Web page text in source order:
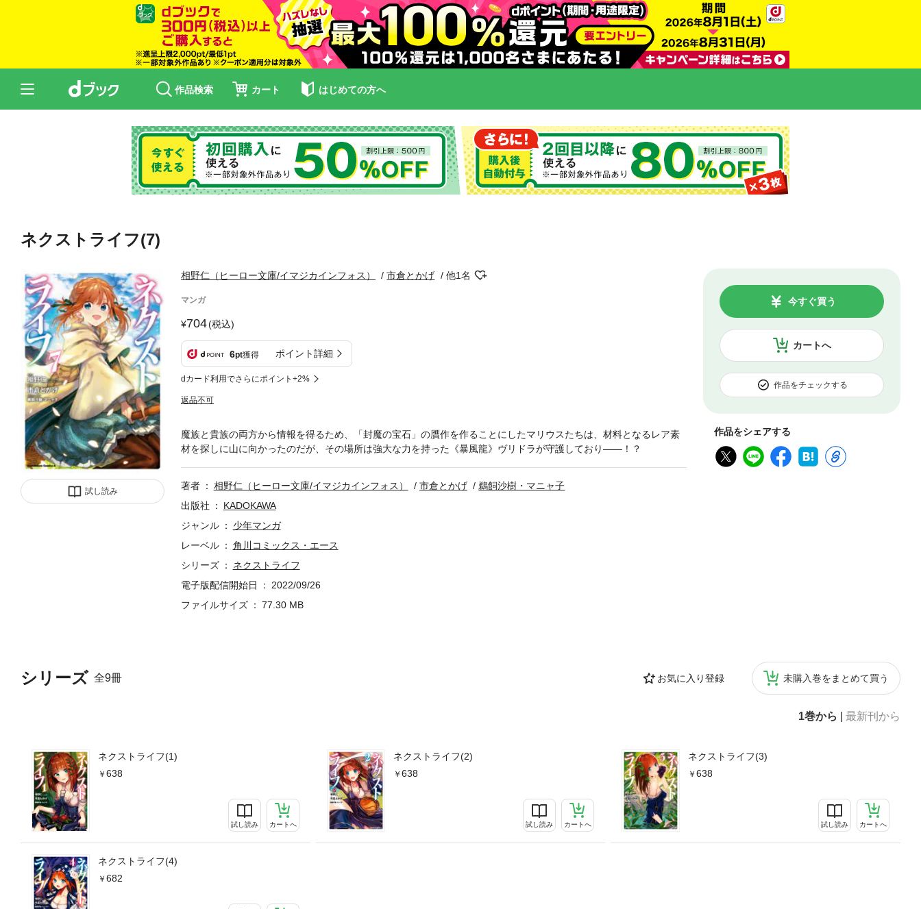
作品検索 カート はじめての方へ
ネクストライフ(7)
試し読み
相野仁（ヒーロー文庫/イマジカインフォス） 市倉とかげ 他1名
マンガ
704(税込)
6pt獲得 ポイント詳細
dカード利用でさらにポイント+2%
返品不可
カートへ
今すぐ買う
作品をチェックする
作品をシェアする
シリーズ 全9冊 お気に入り登録 未購入巻をまとめて買う
1巻から 最新刊から
ネクストライフ(1)
638
試し読み カートへ
ネクストライフ(2)
638
試し読み カートへ
ネクストライフ(3)
638
試し読み カートへ
ネクストライフ(4)
682
魔族と貴族の両方から情報を得るため、「封魔の宝石」の贋作を作ることにしたマリウスたちは、材料となるレア素
材を探しに山に向かったのだが、その場所は強大な力を持った《暴風龍》ヴリドラが守護しており――！？
著者 相野仁（ヒーロー文庫/イマジカインフォス） 市倉とかげ
鵜飼沙樹・マニャ子
出版社
KADOKAWA
ジャンル
少年マンガ
レーベル
角川コミックス・エース
シリーズ
ネクストライフ
電子版配信開始日
2022/09/26
ファイルサイズ
77.30 MB